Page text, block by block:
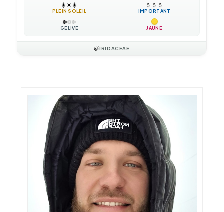
☀️☀️☀️
PLEIN SOLEIL
💧 💧 💧
IMPORTANT
❄️❄️❄️
GÉLIVE JAUNE
🍃IRIDACEAE